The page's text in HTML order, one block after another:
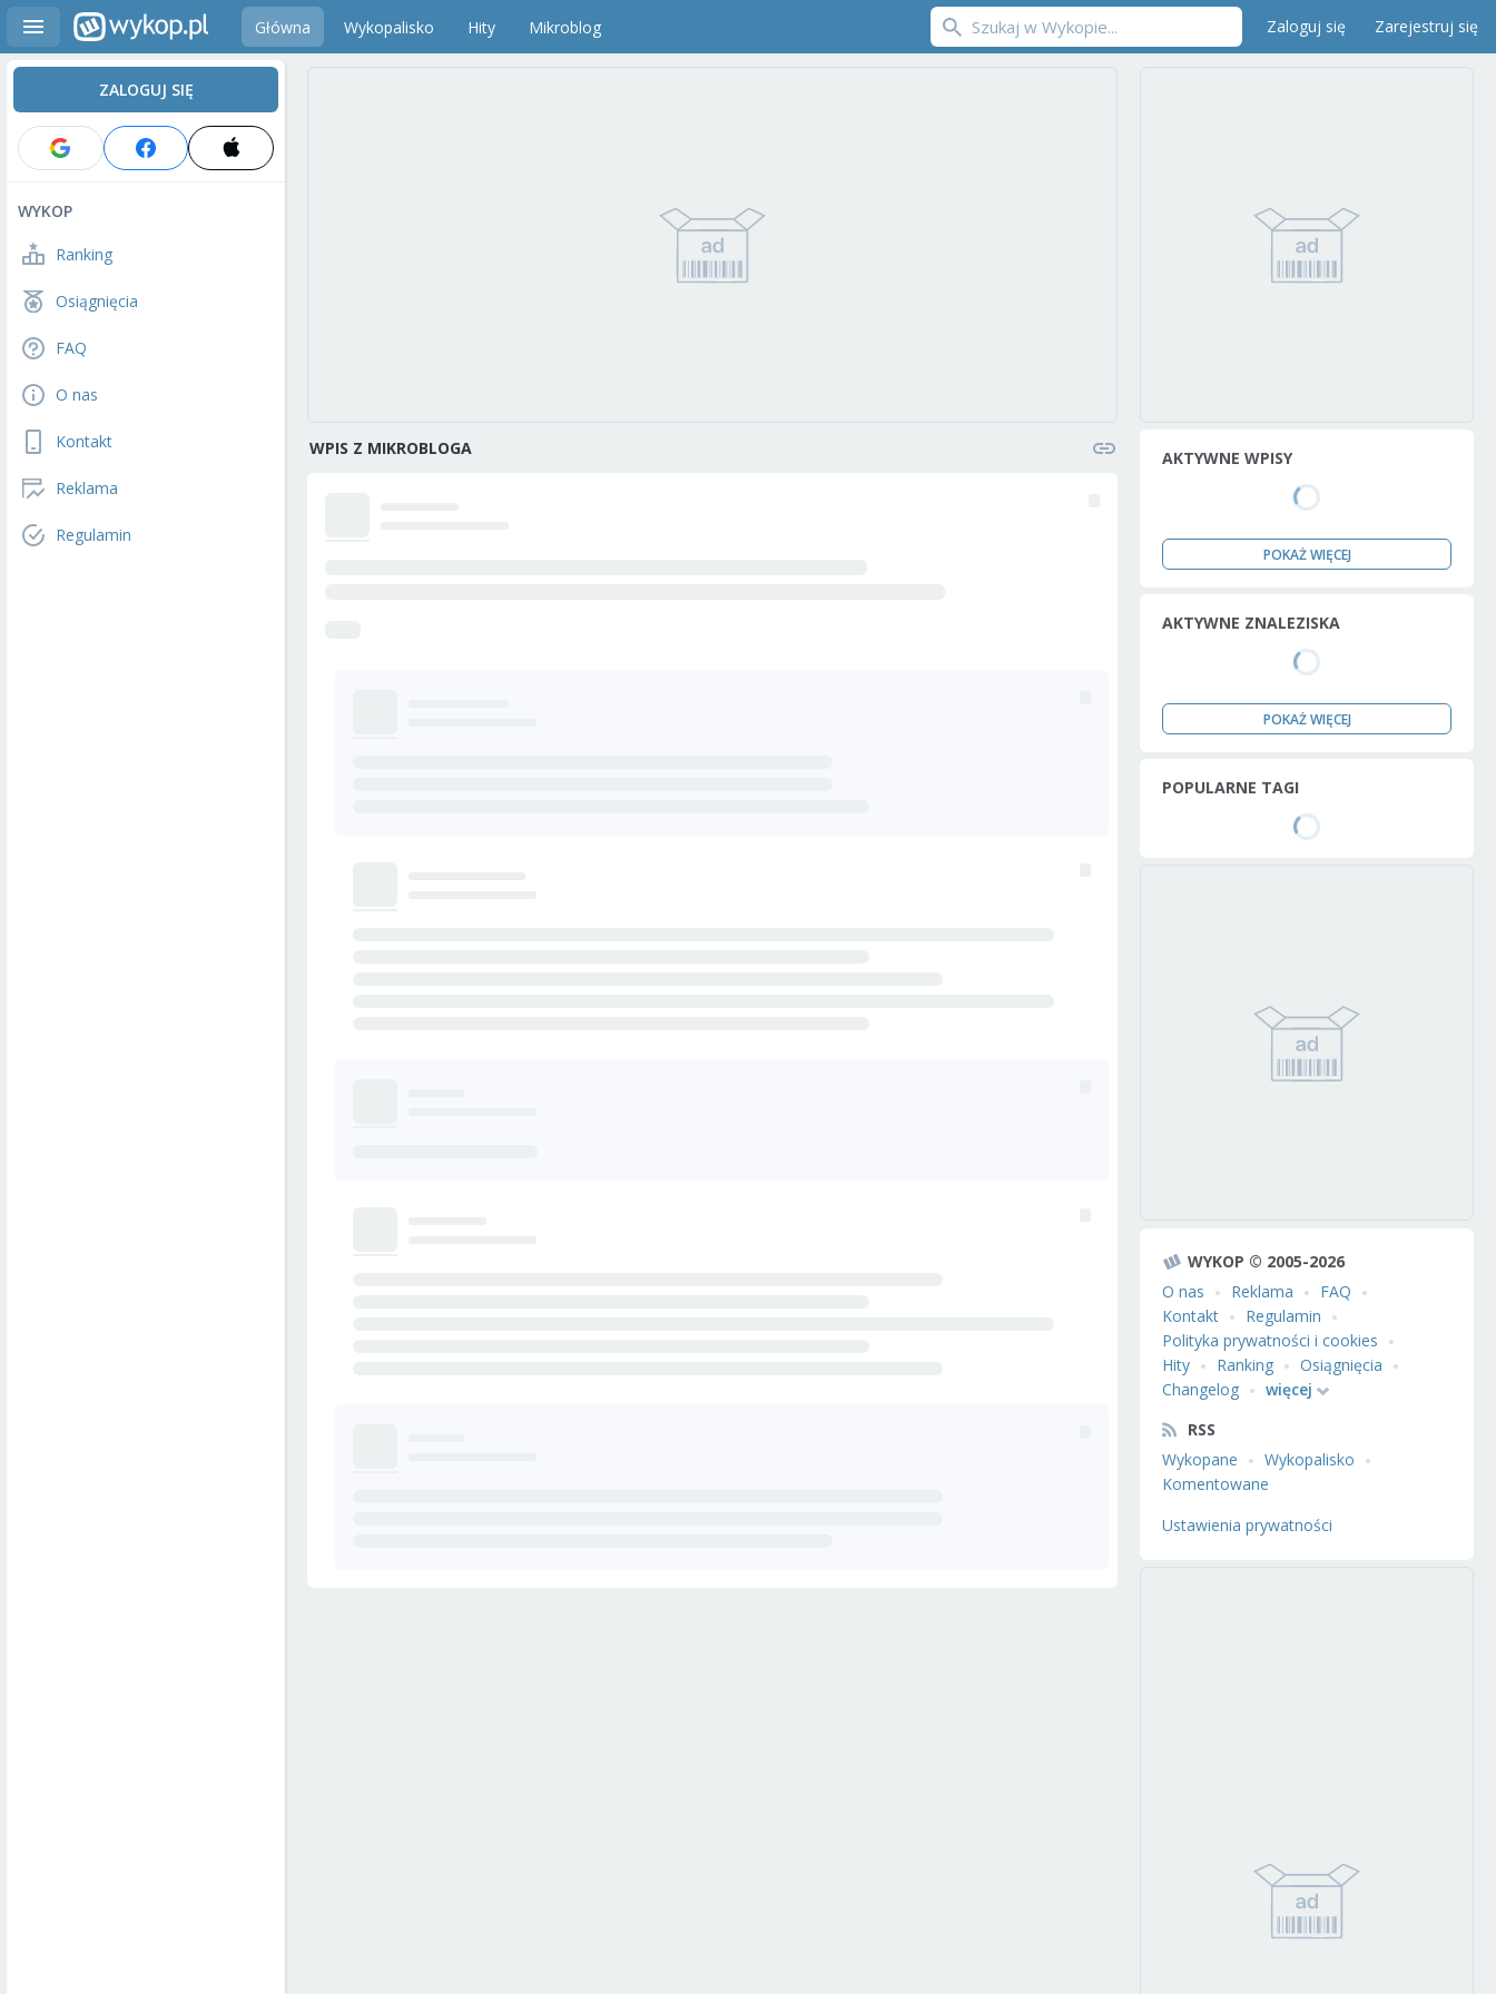
Główna Wykopalisko Hity Mikroblog Zaloguj się Zarejestruj się
ZALOGUJ SIĘ
WYKOP
Ranking
Osiągnięcia
FAQ
O nas
Kontakt
Reklama
Regulamin
WPIS Z MIKROBLOGA AKTYWNE WPISY
POKAŻ WIĘCEJ
AKTYWNE ZNALEZISKA
POKAŻ WIĘCEJ
POPULARNE TAGI
WYKOP © 2005-2026
O nas
Reklama
FAQ
Kontakt
Regulamin
Polityka prywatności i cookies
Hity
Ranking
Osiągnięcia
Changelog
więcej
RSS
Wykopane
Wykopalisko
Komentowane
Ustawienia prywatności